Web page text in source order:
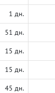
1 дн.
51 дн.
15 дн.
15 дн.
45 дн.